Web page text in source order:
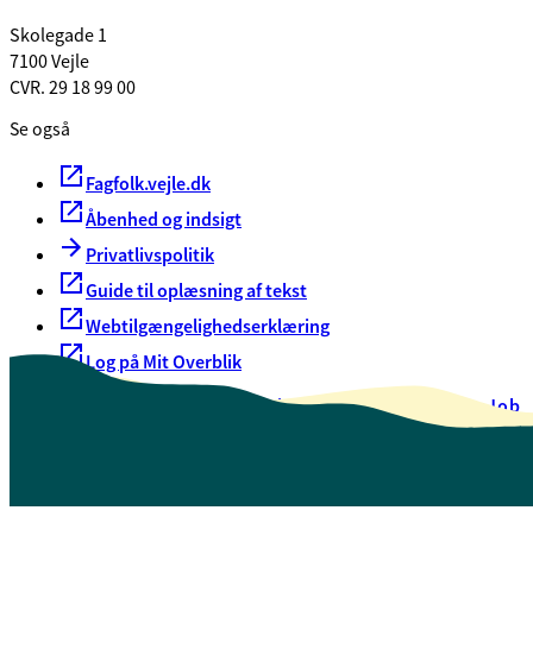
Skolegade 1
7100 Vejle
CVR. 29 18 99 00
Se også
Fagfolk.vejle.dk
Åbenhed og indsigt
Privatlivspolitik
Guide til oplæsning af tekst
Webtilgængelighedserklæring
Log på Mit Overblik
Oversigt over selvbetjeningJob